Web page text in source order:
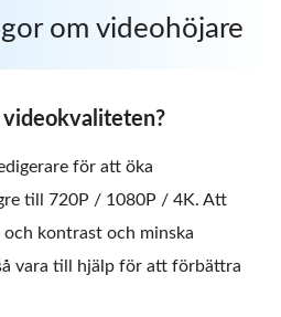
om videohöjare
videokvaliteten?
för att öka
till 720P / 1080P / 4K. Att
kontrast och minska
vara till hjälp för att förbättra